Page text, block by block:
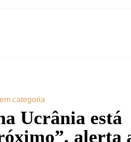
categoria
Ucrânia está
alerta